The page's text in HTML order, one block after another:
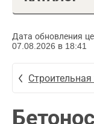
Дата обновления
07.08.2026 в 18:41
Строительная